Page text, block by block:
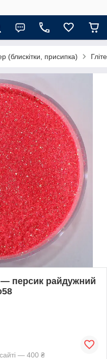
(блискітки, присипка)
— персик райдужний
— 400 ₴